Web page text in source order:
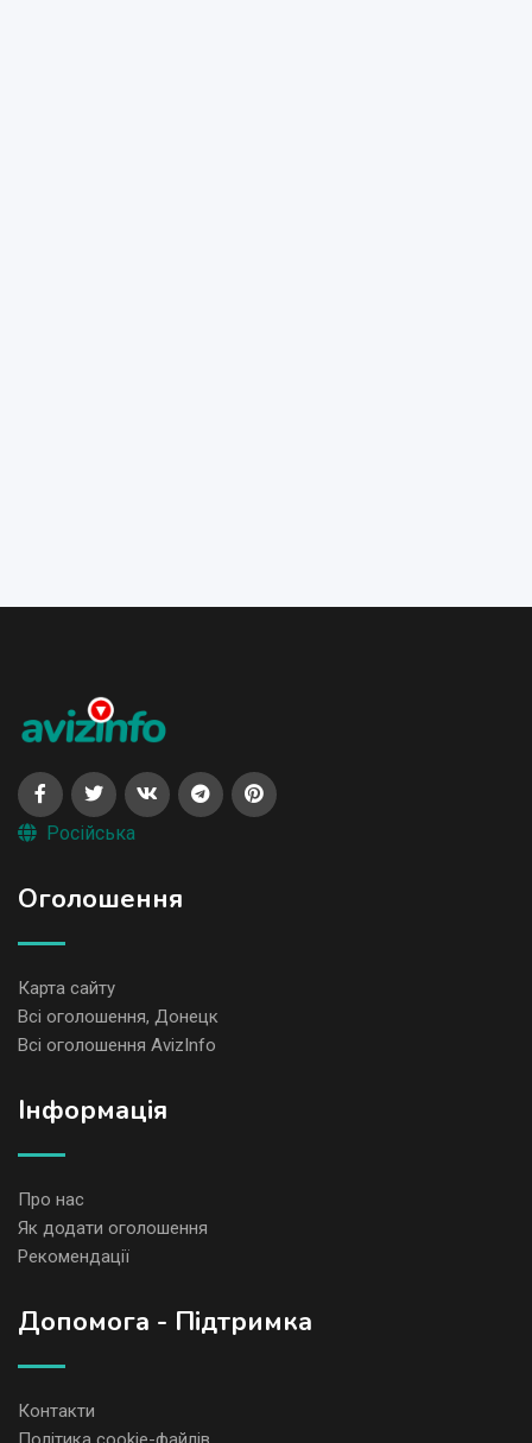
Російська
Оголошення
Карта сайту
Всі оголошення, Донецк
Всі оголошення AvizInfo
Iнформація
Про нас
Як додати оголошення
Рекомендації
Допомога - Підтримка
Контакти